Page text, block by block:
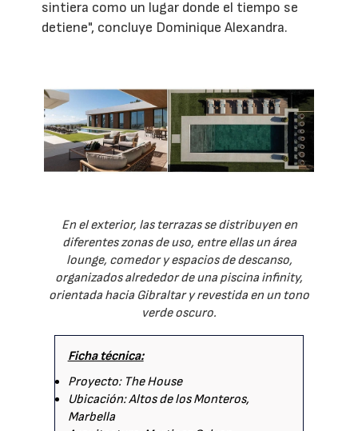
sintiera como un lugar donde el tiempo se
detiene", concluye Dominique Alexandra.
En el exterior, las terrazas se distribuyen en
diferentes zonas de uso, entre ellas un área
lounge, comedor y espacios de descanso,
organizados alrededor de una piscina infinity,
orientada hacia Gibraltar y revestida en un tono
verde oscuro.
Ficha técnica:
Proyecto: The House
Ubicación: Altos de los Monteros,
Marbella